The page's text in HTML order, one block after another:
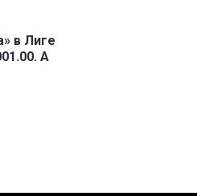
в Лиге
А